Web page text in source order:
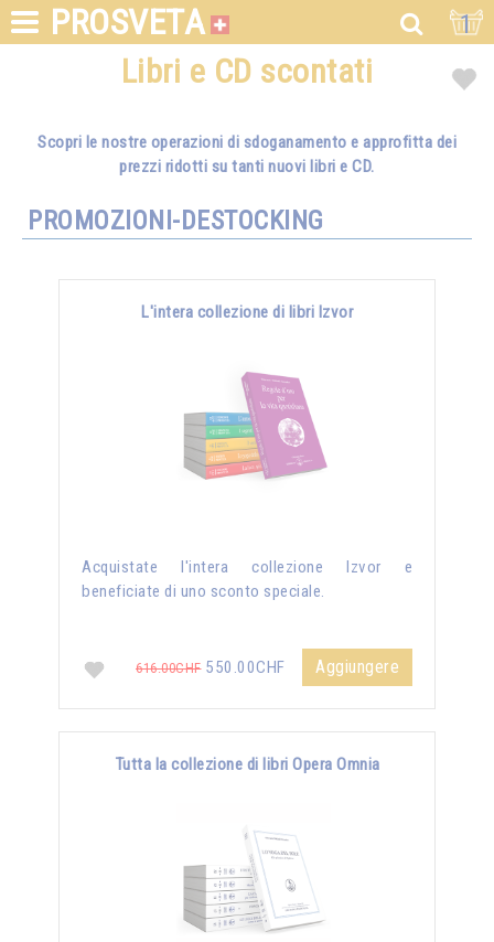
PROSVETA 1
Libri e CD scontati
Scopri le nostre operazioni di sdoganamento e approfitta dei
prezzi ridotti su tanti nuovi libri e CD.
PROMOZIONI-DESTOCKING
L'intera collezione di libri Izvor
Acquistate l'intera collezione Izvor e
beneficiate di uno sconto speciale.
616.00CHF550.00CHF Aggiungere
Tutta la collezione di libri Opera Omnia